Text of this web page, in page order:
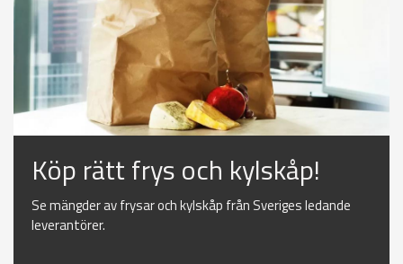
Köp rätt frys och kylskåp!
Se mängder av frysar och kylskåp från Sveriges ledande
leverantörer.